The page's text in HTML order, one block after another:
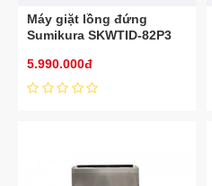
Máy giặt lồng đứng
Sumikura SKWTID-82P3
5.990.000đ